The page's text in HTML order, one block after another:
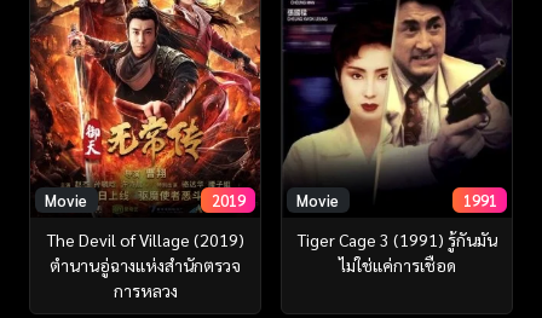
Movie 2019
The Devil of Village (2019)
ตำนานอู่ฉางแห่งสำนักตรวจ
การหลวง
Movie 1991
Tiger Cage 3 (1991) รู้กันมัน
ไม่ใช่แค่การเชือด